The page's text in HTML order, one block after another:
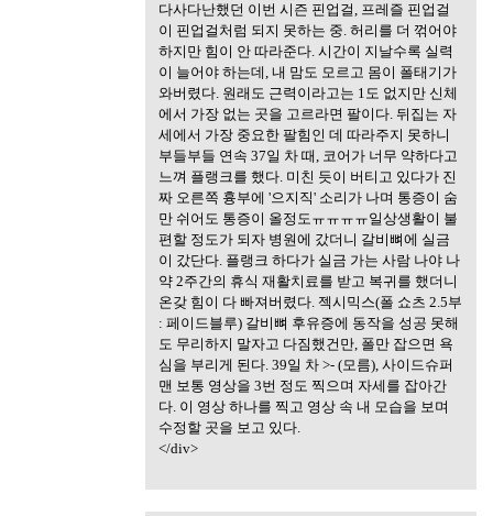
다사다난했던 이번 시즌 핀업걸, 프레즐 핀업걸
이 핀업걸처럼 되지 못하는 중. 허리를 더 꺾어야
하지만 힘이 안 따라준다. 시간이 지날수록 실력
이 늘어야 하는데, 내 맘도 모르고 몸이 폴태기가
와버렸다. 원래도 근력이라고는 1도 없지만 신체
에서 가장 없는 곳을 고르라면 팔이다. 뒤집는 자
세에서 가장 중요한 팔힘인 데 따라주지 못하니
부들부들 연속 37일 차 때, 코어가 너무 약하다고
느껴 플랭크를 했다. 미친 듯이 버티고 있다가 진
짜 오른쪽 흉부에 '으지직' 소리가 나며 통증이 숨
만 쉬어도 통증이 올정도ㅠㅠㅠㅠ일상생활이 불
편할 정도가 되자 병원에 갔더니 갈비뼈에 실금
이 갔단다. 플랭크 하다가 실금 가는 사람 나야 나
약 2주간의 휴식 재활치료를 받고 복귀를 했더니
온갖 힘이 다 빠져버렸다. 젝시믹스(폴 쇼츠 2.5부
: 페이드블루) 갈비뼈 후유증에 동작을 성공 못해
도 무리하지 말자고 다짐했건만, 폴만 잡으면 욕
심을 부리게 된다. 39일 차 >- (모름), 사이드슈퍼
맨 보통 영상을 3번 정도 찍으며 자세를 잡아간
다. 이 영상 하나를 찍고 영상 속 내 모습을 보며
수정할 곳을 보고 있다.
</div>